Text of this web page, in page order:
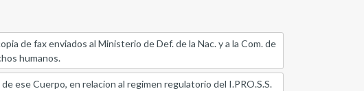
de fax enviados al Ministerio de Def. de la Nac. y a la Com. de
humanos.
ese Cuerpo, en relacion al regimen regulatorio del I.PRO.S.S.